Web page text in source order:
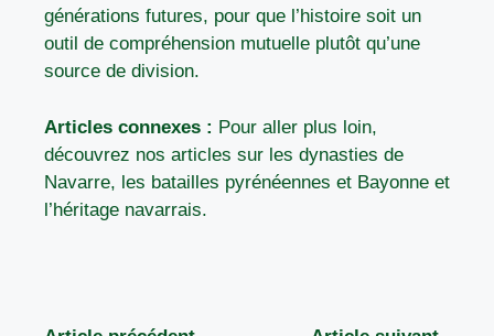
générations futures, pour que l’histoire soit un
outil de compréhension mutuelle plutôt qu’une
source de division.
Articles connexes : Pour aller plus loin,
découvrez nos articles sur les dynasties de
Navarre, les batailles pyrénéennes et Bayonne et
l’héritage navarrais.